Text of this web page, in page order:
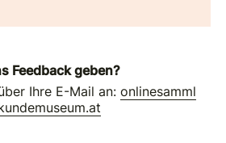
Feedback geben?
Ihre E-Mail an:onlinesamml